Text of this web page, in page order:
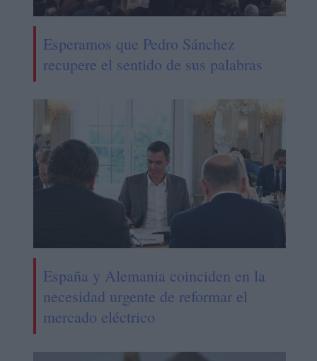
Esperamos que Pedro Sánchez
recupere el sentido de sus palabras
España y Alemania coinciden en la
necesidad urgente de reformar el
mercado eléctrico